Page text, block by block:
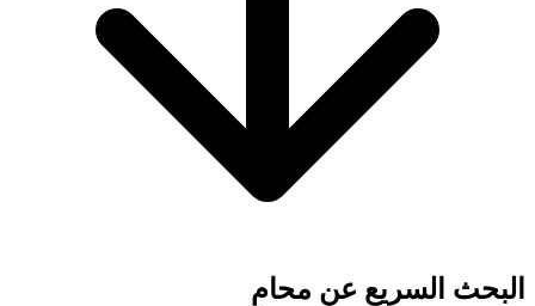
البحث السريع عن محامٍ